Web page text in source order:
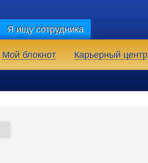
Я ищу сотрудника
Мой блокнот Карьерный центр